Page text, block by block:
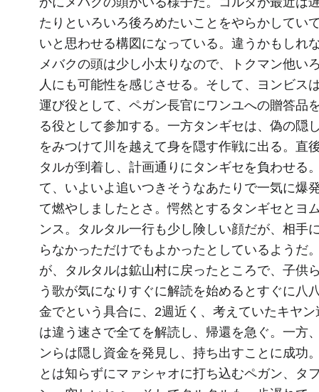
たりといろいろ後ろめたいことをやらかしてい
いと思わせる構図になっている。違うかもしれ
メバクの頭は少し小太りなので、トクマン他い
人にも可能性を感じさせる。そして、ヨンビス
運び役として、ペガン長官にワンユへの贈答品
る役として参加する。一方タンギセは、偽の隠
をみつけて川を越えて身を隠す作戦に出る。直
タルが到着し、計画通りにタンギセを負わせる
て、いよいよ追いつきそうなあたりで一気に爆
て燃やしましたとさ。愕然とするタンギセとヨ
ンス。タルタル一行も少し険しい顔だが、相手
らなかっただけでもよかったとしているようだ
が、タルタルは鉱山村に戻ったところで、子供
う歌が気になりすぐに解読を始めるとすぐに八
金でという具合に、2週近く、考えていたキヤン
は違う速さで全てを解読し、帰還を急ぐ。一方
ンらは隠し資金を発見し、持ち出すことに成功
とは知らずにマァシャオに打ち込むペガン、タ